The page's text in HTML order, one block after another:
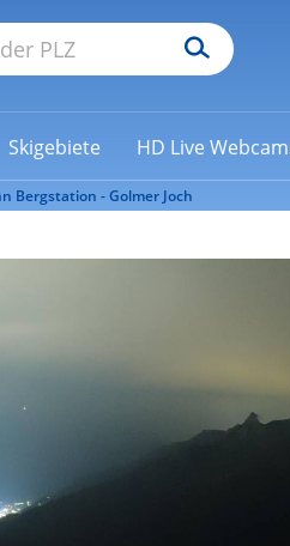
Skigebiete HD Live
Bergstation - Golmer Joch